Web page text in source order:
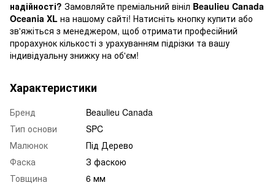
надійності? Замовляйте преміальний вініл Beaulieu Canada
Oceania XL на нашому сайті! Натисніть кнопку купити або
зв'яжіться з менеджером, щоб отримати професійний
прорахунок кількості з урахуванням підрізки та вашу
індивідуальну знижку на об'єм!
Характеристики
Бренд
Beaulieu Canada
Тип основи
SPC
Малюнок
Під Дерево
Фаска
З фаскою
Товщина
6 мм